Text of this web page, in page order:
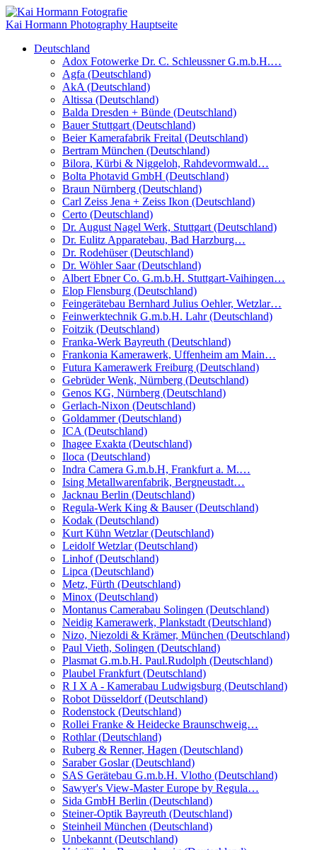
Kai Hormann Photography Hauptseite
Deutschland
Adox Fotowerke Dr. C. Schleussner G.m.b.H.…
Agfa (Deutschland)
AkA (Deutschland)
Altissa (Deutschland)
Balda Dresden + Bünde (Deutschland)
Bauer Stuttgart (Deutschland)
Beier Kamerafabrik Freital (Deutschland)
Bertram München (Deutschland)
Bilora, Kürbi & Niggeloh, Rahdevormwald…
Bolta Photavid GmbH (Deutschland)
Braun Nürnberg (Deutschland)
Carl Zeiss Jena + Zeiss Ikon (Deutschland)
Certo (Deutschland)
Dr. August Nagel Werk, Stuttgart (Deutschland)
Dr. Eulitz Apparatebau, Bad Harzburg…
Dr. Rodehüser (Deutschland)
Dr. Wöhler Saar (Deutschland)
Albert Ebner Co. G.m.b.H. Stuttgart-Vaihingen…
Elop Flensburg (Deutschland)
Feingerätebau Bernhard Julius Oehler, Wetzlar…
Feinwerktechnik G.m.b.H. Lahr (Deutschland)
Foitzik (Deutschland)
Franka-Werk Bayreuth (Deutschland)
Frankonia Kamerawerk, Uffenheim am Main…
Futura Kamerawerk Freiburg (Deutschland)
Gebrüder Wenk, Nürnberg (Deutschland)
Genos KG, Nürnberg (Deutschland)
Gerlach-Nixon (Deutschland)
Goldammer (Deutschland)
ICA (Deutschland)
Ihagee Exakta (Deutschland)
Iloca (Deutschland)
Indra Camera G.m.b.H, Frankfurt a. M.…
Ising Metallwarenfabrik, Bergneustadt…
Jacknau Berlin (Deutschland)
Regula-Werk King & Bauser (Deutschland)
Kodak (Deutschland)
Kurt Kühn Wetzlar (Deutschland)
Leidolf Wetzlar (Deutschland)
Linhof (Deutschland)
Lipca (Deutschland)
Metz, Fürth (Deutschland)
Minox (Deutschland)
Montanus Camerabau Solingen (Deutschland)
Neidig Kamerawerk, Plankstadt (Deutschland)
Nizo, Niezoldi & Krämer, München (Deutschland)
Paul Vieth, Solingen (Deutschland)
Plasmat G.m.b.H. Paul.Rudolph (Deutschland)
Plaubel Frankfurt (Deutschland)
R I X A - Kamerabau Ludwigsburg (Deutschland)
Robot Düsseldorf (Deutschland)
Rodenstock (Deutschland)
Rollei Franke & Heidecke Braunschweig…
Rothlar (Deutschland)
Ruberg & Renner, Hagen (Deutschland)
Saraber Goslar (Deutschland)
SAS Gerätebau G.m.b.H. Vlotho (Deutschland)
Sawyer's View-Master Europe by Regula…
Sida GmbH Berlin (Deutschland)
Steiner-Optik Bayreuth (Deutschland)
Steinheil München (Deutschland)
Unbekannt (Deutschland)